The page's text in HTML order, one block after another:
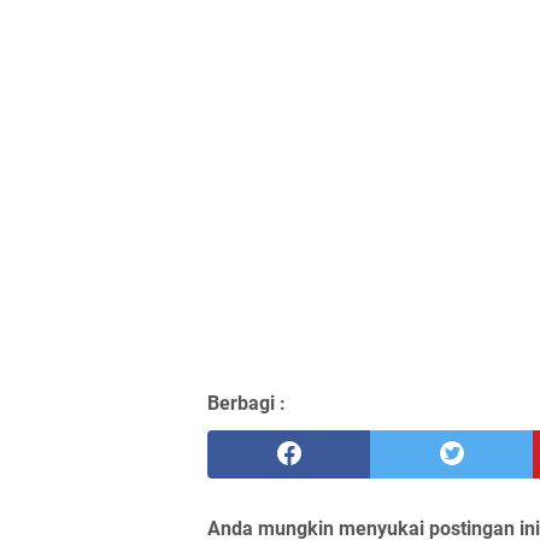
Berbagi :
Anda mungkin menyukai postingan